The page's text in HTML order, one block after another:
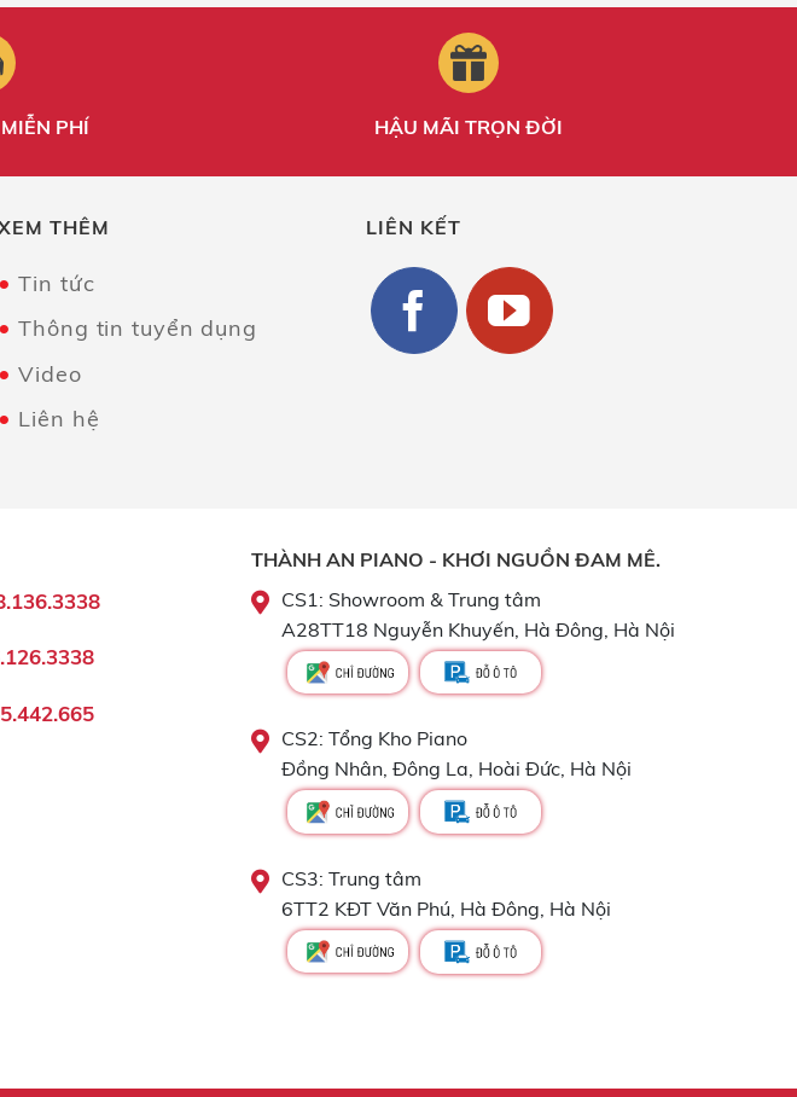
PHÍ HẬU MÃI TRỌN ĐỜI
THÊM
Tin tức
Thông tin tuyển dụng
Video
Liên hệ
LIÊN KẾT
THÀNH AN PIANO - KHƠI NGUỒN ĐAM MÊ.
CS1: Showroom & Trung tâm
A28TT18 Nguyễn Khuyến, Hà Đông, Hà Nội
CS2: Tổng Kho Piano
Đồng Nhân, Đông La, Hoài Đức, Hà Nội
CS3: Trung tâm
6TT2 KĐT Văn Phú, Hà Đông, Hà Nội